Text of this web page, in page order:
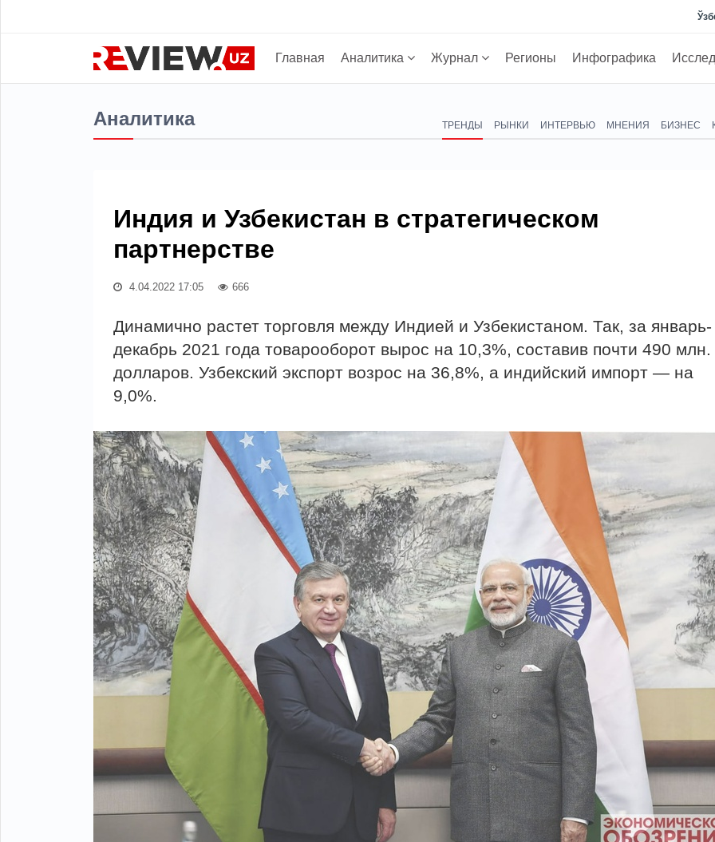
Главная Аналитика Журнал Регионы Инфографика
Аналитика ТРЕНДЫ РЫНКИ ИНТЕРВЬЮ МНЕНИЯ БИЗНЕС
Индия и Узбекистан в стратегическом
партнерстве
4.04.2022 17:05 666
Динамично растет торговля между Индией и Узбекистаном. Так, за январь-
декабрь 2021 года товарооборот вырос на 10,3%, составив почти 490 млн.
долларов. Узбекский экспорт возрос на 36,8%, а индийский импорт — на
9,0%.